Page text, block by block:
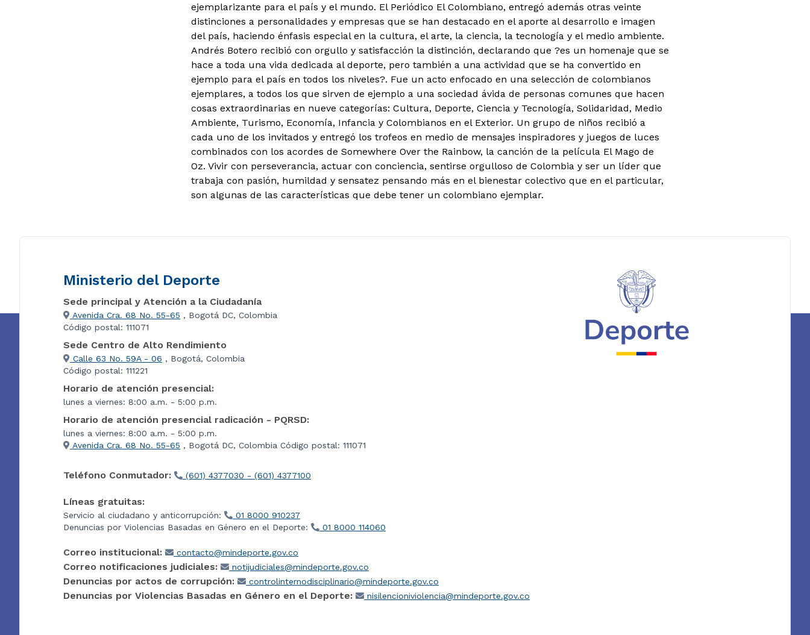
ejemplarizante para el país y el mundo. El Periódico El Colombiano, entregó además otras veinte
distinciones a personalidades y empresas que se han destacado en el aporte al desarrollo e imagen
del país, haciendo énfasis especial en la cultura, el arte, la ciencia, la tecnología y el medio ambiente.
Andrés Botero recibió con orgullo y satisfacción la distinción, declarando que ?es un homenaje que se
hace a toda una vida dedicada al deporte, pero también a una actividad que se ha convertido en
ejemplo para el país en todos los niveles?. Fue un acto enfocado en una selección de colombianos
ejemplares, a todos los que sirven de ejemplo a una sociedad ávida de personas comunes que hacen
cosas extraordinarias en nueve categorías: Cultura, Deporte, Ciencia y Tecnología, Solidaridad, Medio
Ambiente, Turismo, Economía, Infancia y Colombianos en el Exterior. Un grupo de niños recibió a
cada uno de los invitados y entregó los trofeos en medio de mensajes inspiradores y juegos de luces
combinados con los acordes de Somewhere Over the Rainbow, la canción de la película El Mago de
Oz. Vivir con perseverancia, actuar con conciencia, sentirse orgulloso de Colombia y ser un líder que
trabaja con pasión, humildad y sensatez pensando más en el bienestar colectivo que en el particular,
son algunas de las características que debe tener un colombiano ejemplar.
Ministerio del Deporte
Sede principal y Atención a la Ciudadanía
Avenida Cra. 68 No. 55-65 , Bogotá DC, Colombia
Código postal: 111071
Sede Centro de Alto Rendimiento
Calle 63 No. 59A - 06 , Bogotá, Colombia
Código postal: 111221
Horario de atención presencial:
lunes a viernes: 8:00 a.m. - 5:00 p.m.
Horario de atención presencial radicación - PQRSD:
lunes a viernes: 8:00 a.m. - 5:00 p.m.
Avenida Cra. 68 No. 55-65 , Bogotá DC, Colombia Código postal: 111071
Teléfono Conmutador: (601) 4377030 - (601) 4377100
Líneas gratuitas:
Servicio al ciudadano y anticorrupción:
01 8000 910237
Denuncias por Violencias Basadas en Género en el Deporte:
01 8000 114060
Correo institucional: contacto@mindeporte.gov.co
Correo notificaciones judiciales: notijudiciales@mindeporte.gov.co
Denuncias por actos de corrupción: controlinternodisciplinario@mindeporte.gov.co
Denuncias por Violencias Basadas en Género en el Deporte: nisilencioniviolencia@mindeporte.gov.co